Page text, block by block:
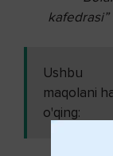
kafedrasi”
Ushbu
maqolani
o'qing: